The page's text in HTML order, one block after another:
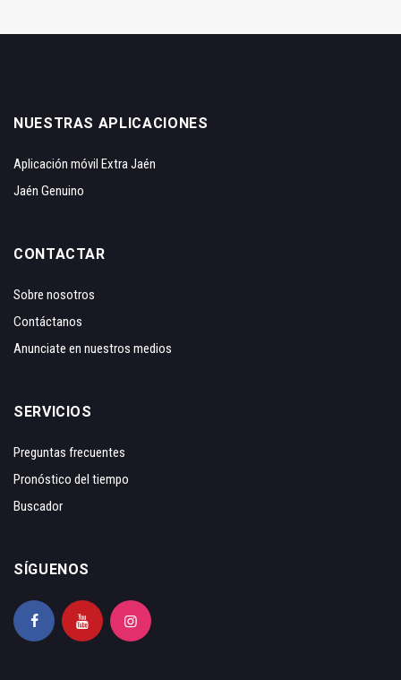
NUESTRAS APLICACIONES
Aplicación móvil Extra Jaén
Jaén Genuino
CONTACTAR
Sobre nosotros
Contáctanos
Anunciate en nuestros medios
SERVICIOS
Preguntas frecuentes
Pronóstico del tiempo
Buscador
SÍGUENOS